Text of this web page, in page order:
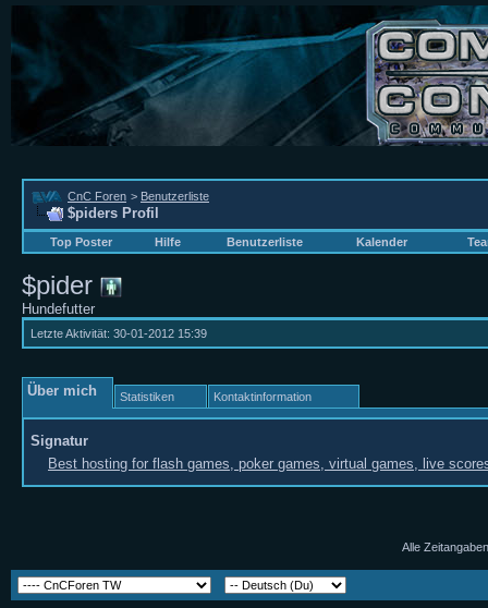
CnC Foren > Benutzerliste
$piders Profil
Top Poster Hilfe Benutzerliste Kalender
$pider
Hundefutter
Letzte Aktivität: 30-01-2012 15:39
Über mich Statistiken Kontaktinformation
Signatur
Best hosting for flash games, poker games, virtual games, live
Alle